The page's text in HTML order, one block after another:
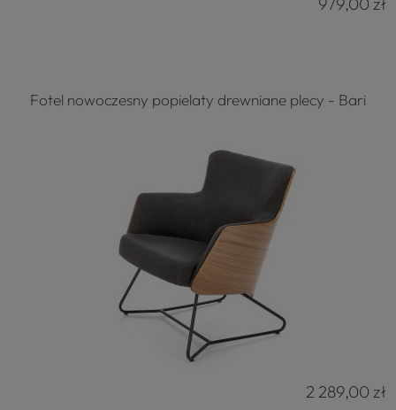
Fotel nowoczesny popielaty drewniane plecy - Bari
2 289,00 zł